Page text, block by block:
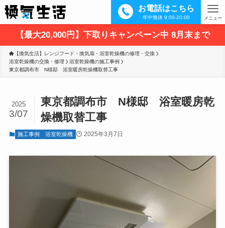
お電話はこちら
年中無休 9:00-20:00 メニュー
【最大20,000円】下取りキャンペーン中 8月末まで
【換気生活】レンジフード・換気扇・浴室乾燥機の修理・交換
浴室乾燥機の交換・修理
浴室乾燥機の施工事例
東京都調布市　N様邸　浴室暖房乾燥機取替工事
東京都調布市 N様邸 浴室暖房乾
燥機取替工事
2025
3/07
施工事例 浴室乾燥機 2025年3月7日